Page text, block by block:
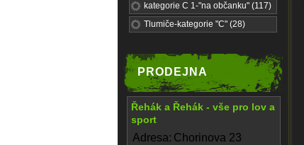
kategorie C 1-"na občanku" (117)
Tlumiče-kategorie "C" (28)
PRODEJNA
Řehák a Řehák - vše pro lov a
sport
Adresa: Chorinova 23